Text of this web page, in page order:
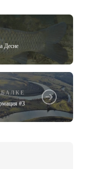
Десне
#3